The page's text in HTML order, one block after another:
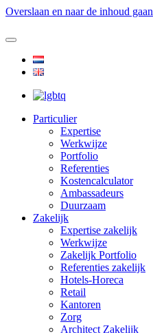
Overslaan en naar de inhoud gaan
Particulier
Expertise
Werkwijze
Portfolio
Referenties
Kostencalculator
Ambassadeurs
Duurzaam
Zakelijk
Expertise zakelijk
Werkwijze
Zakelijk Portfolio
Referenties zakelijk
Hotels-Horeca
Retail
Kantoren
Zorg
Architect Zakelijk